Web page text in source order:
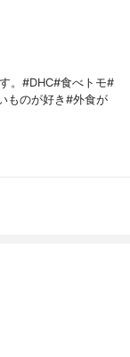
。#DHC#食べトモ#
ものが好き#外食が